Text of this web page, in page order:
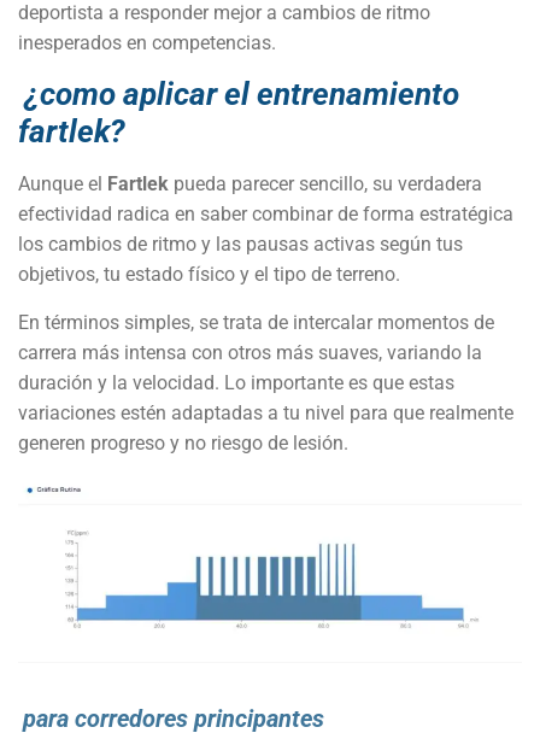
deportista a responder mejor a cambios de ritmo
inesperados en competencias.
¿como aplicar el entrenamiento
fartlek?
Aunque el Fartlek pueda parecer sencillo, su verdadera
efectividad radica en saber combinar de forma estratégica
los cambios de ritmo y las pausas activas según tus
objetivos, tu estado físico y el tipo de terreno.
En términos simples, se trata de intercalar momentos de
carrera más intensa con otros más suaves, variando la
duración y la velocidad. Lo importante es que estas
variaciones estén adaptadas a tu nivel para que realmente
generen progreso y no riesgo de lesión.
para corredores principantes